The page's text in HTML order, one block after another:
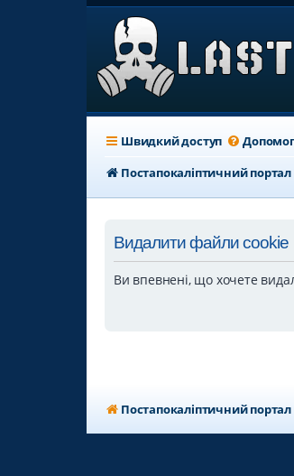
Швидкий доступ
Постапокаліптичний портал
Видалити файли cookie
Ви впевнені, що хочете
Постапокаліптичний портал